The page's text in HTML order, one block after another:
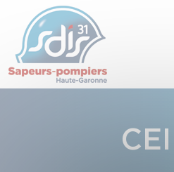
Panneau de gestion des cookies